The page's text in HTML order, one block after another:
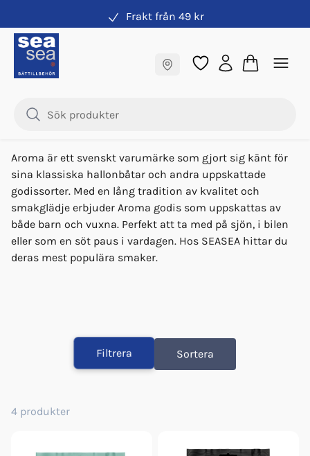
Frakt från 49 kr
Samma pris online & i butik
Sura Båtar
Supersalta Båtar
Lakritsbåtar
Aroma – Klassiska
hallonbåtar och
godisfavoriter
Aroma är ett svenskt varumärke som gjort sig känt för
sina klassiska hallonbåtar och andra uppskattade
godissorter. Med en lång tradition av kvalitet och
smakglädje erbjuder Aroma godis som uppskattas av
både barn och vuxna. Perfekt att ta med på sjön, i bilen
eller som en söt paus i vardagen. Hos SEASEA hittar du
deras mest populära smaker.
Filtrera Sortera
4 produkter